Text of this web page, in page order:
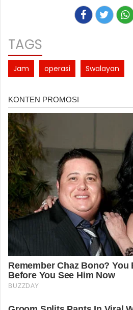
TAGS
Jam operasi Swalayan